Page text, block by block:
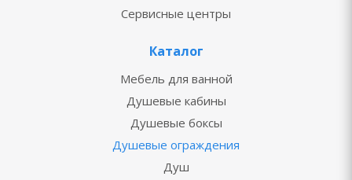
Сервисные центры
Каталог
Мебель для ванной
Душевые кабины
Душевые боксы
Душевые ограждения
Душ